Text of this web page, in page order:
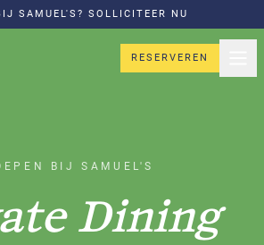
SAMUEL'S? SOLLICITEER NU
RESERVEREN
BIJ SAMUEL'S
Dining